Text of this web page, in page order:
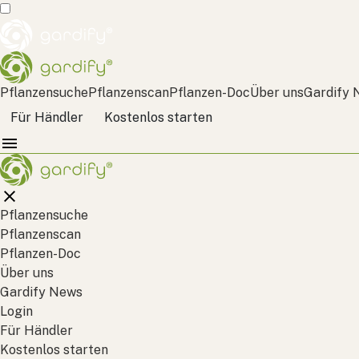
PflanzensuchePflanzenscanPflanzen-DocÜber unsGardify
Für Händler
Kostenlos starten
Pflanzensuche
Pflanzenscan
Pflanzen-Doc
Über uns
Gardify News
Login
Für Händler
Kostenlos starten